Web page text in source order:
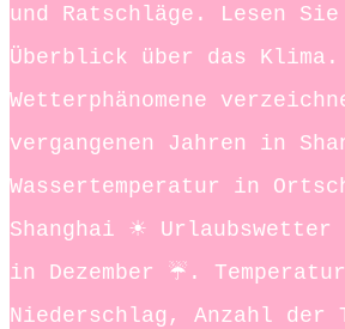
und Ratschläge. Lesen
Überblick über das Klima.
Wetterphänomene
vergangenen Jahren in
Wassertemperatur in
Shanghai ☀ Urlaubswetter
in Dezember ☔.
Niederschlag, Anzahl der